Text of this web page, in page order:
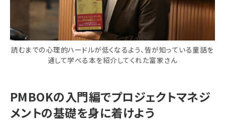
読むまでの心理的ハードルが低くなるよう、皆が知っている童話を
通して学べる本を紹介してくれた富家さん
PMBOKの入門編でプロジェクトマネジ
メントの基礎を身に着けよう